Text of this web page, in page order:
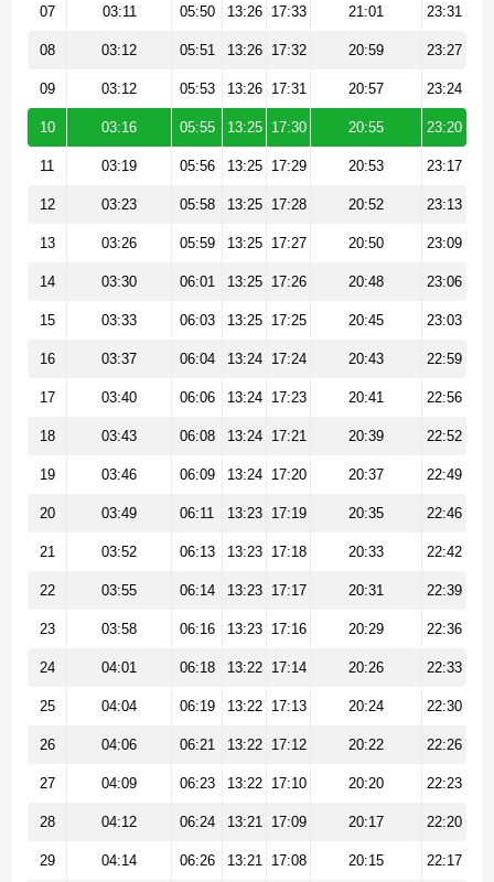
07 03:11 05:50 13:26 17:33 21:01 23:31
08 03:12 05:51 13:26 17:32 20:59 23:27
09 03:12 05:53 13:26 17:31 20:57 23:24
10 03:16 05:55 13:25 17:30 20:55 23:20
11 03:19 05:56 13:25 17:29 20:53 23:17
12 03:23 05:58 13:25 17:28 20:52 23:13
13 03:26 05:59 13:25 17:27 20:50 23:09
14 03:30 06:01 13:25 17:26 20:48 23:06
15 03:33 06:03 13:25 17:25 20:45 23:03
16 03:37 06:04 13:24 17:24 20:43 22:59
17 03:40 06:06 13:24 17:23 20:41 22:56
18 03:43 06:08 13:24 17:21 20:39 22:52
19 03:46 06:09 13:24 17:20 20:37 22:49
20 03:49 06:11 13:23 17:19 20:35 22:46
21 03:52 06:13 13:23 17:18 20:33 22:42
22 03:55 06:14 13:23 17:17 20:31 22:39
23 03:58 06:16 13:23 17:16 20:29 22:36
24 04:01 06:18 13:22 17:14 20:26 22:33
25 04:04 06:19 13:22 17:13 20:24 22:30
26 04:06 06:21 13:22 17:12 20:22 22:26
27 04:09 06:23 13:22 17:10 20:20 22:23
28 04:12 06:24 13:21 17:09 20:17 22:20
29 04:14 06:26 13:21 17:08 20:15 22:17